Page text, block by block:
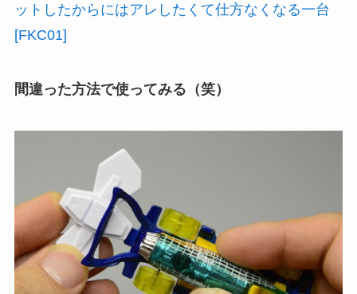
ットしたからにはアレしたくて仕方なくなる一台
[FKC01]
間違った方法で使ってみる（笑）